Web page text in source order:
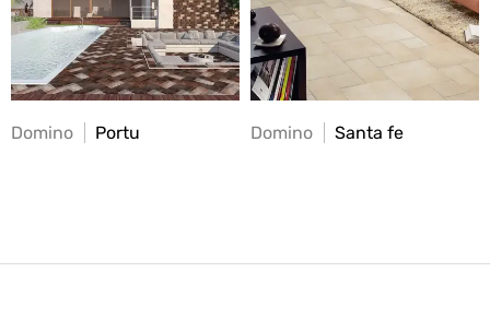
Domino Portu Domino Santa fe